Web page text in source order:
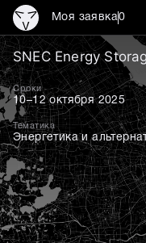
Моя заявка0
SNEC
SNEC Energy
Сроки
10–12 октября 2025
Тематика
Энергетика и